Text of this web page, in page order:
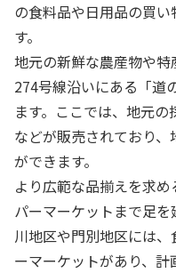
の食料品や日用品の買
す。
地元の新鮮な農産物や
274号線沿いにある「道
ます。ここでは、地元
などが販売されており
ができます。
より広範な品揃えを求
パーマーケットまで足
川地区や門別地区には
ーマーケットがあり、